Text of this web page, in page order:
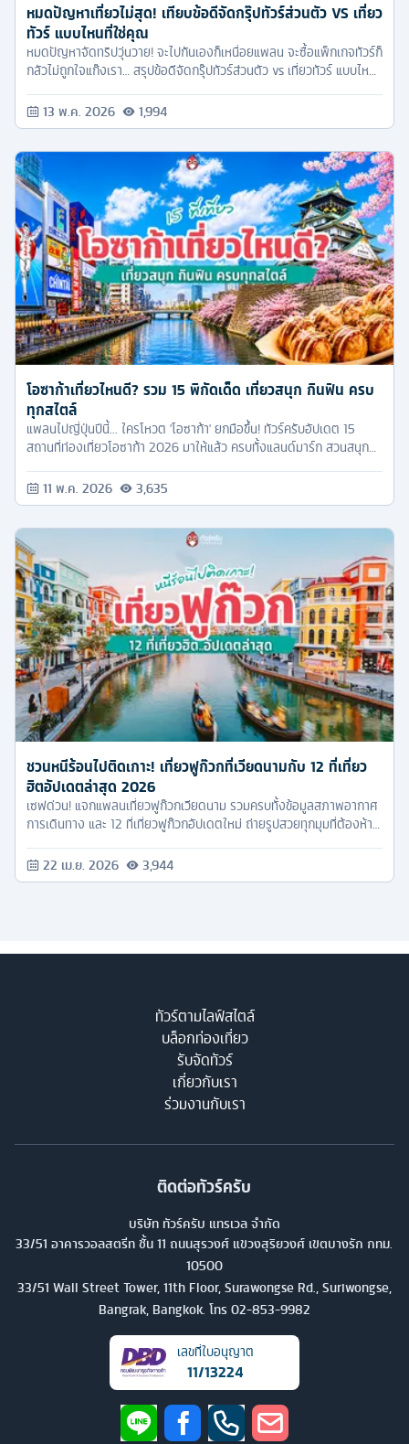
หมดปัญหาเที่ยวไม่สุด! เทียบข้อดีจัดกรุ๊ปทัวร์ส่วนตัว VS เที่ยว
ทัวร์ แบบไหนที่ใช่คุณ
หมดปัญหาจัดทริปวุ่นวาย! จะไปกันเองก็เหนื่อยแพลน จะซื้อแพ็กเกจทัวร์ก็
กลัวไม่ถูกใจแก๊งเรา… สรุปข้อดีจัดกรุ๊ปทัวร์ส่วนตัว vs เที่ยวทัวร์ แบบไหน
ตอบโจทย์แก๊งคุณ พร้อมทริกออกแบบโปรแกรมทัวร์ในฝันให้เป็นจริง
13 พ.ค. 2026 1,994
โอซาก้าเที่ยวไหนดี? รวม 15 พิกัดเด็ด เที่ยวสนุก กินฟิน ครบ
ทุกสไตล์
แพลนไปญี่ปุ่นปีนี้... ใครโหวต 'โอซาก้า' ยกมือขึ้น! ทัวร์ครับอัปเดต 15
สถานที่ท่องเที่ยวโอซาก้า 2026 มาให้แล้ว ครบทั้งแลนด์มาร์ก สวนสนุก
11 พ.ค. 2026 3,635
ชวนหนีร้อนไปติดเกาะ! เที่ยวฟูก๊วกที่เวียดนามกับ 12 ที่เที่ยว
ฮิตอัปเดตล่าสุด 2026
เซฟด่วน! แจกแพลนเที่ยวฟูก๊วกเวียดนาม รวมครบทั้งข้อมูลสภาพอากาศ
การเดินทาง และ 12 ที่เที่ยวฟูก๊วกอัปเดตใหม่ ถ่ายรูปสวยทุกมุมที่ต้องห้าม
22 เม.ย. 2026 3,944
ทัวร์ตามไลฟ์สไตล์
บล็อกท่องเที่ยว
รับจัดทัวร์
เกี่ยวกับเรา
ร่วมงานกับเรา
ติดต่อทัวร์ครับ
บริษัท ทัวร์ครับ แทรเวล จำกัด
33/51 อาคารวอลสตรีท ชั้น 11 ถนนสุรวงศ์ แขวงสุริยวงศ์ เขตบางรัก กทม.
10500
33/51 Wall Street Tower, 11th Floor, Surawongse Rd., Suriwongse,
Bangrak, Bangkok. โทร 02-853-9982
เลขที่ใบอนุญาต
11/13224